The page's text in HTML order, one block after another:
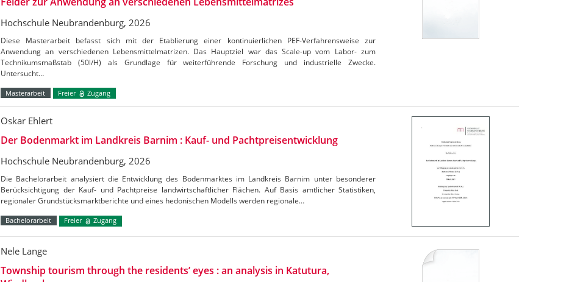
Hochschule Neubrandenburg, 2026
Diese Masterarbeit befasst sich mit der Etablierung einer kontinuierlichen PEF-Verfahrensweise zur
Anwendung an verschiedenen Lebensmittelmatrizen. Das Hauptziel war das Scale-up vom Labor- zum
Technikumsmaßstab (50l/H) als Grundlage für weiterführende Forschung und industrielle Zwecke.
Untersucht…
Masterarbeit Freier Zugang
Oskar Ehlert
Der Bodenmarkt im Landkreis Barnim : Kauf- und Pachtpreisentwicklung
Hochschule Neubrandenburg, 2026
Die Bachelorarbeit analysiert die Entwicklung des Bodenmarktes im Landkreis Barnim unter besonderer
Berücksichtigung der Kauf- und Pachtpreise landwirtschaftlicher Flächen. Auf Basis amtlicher Statistiken,
regionaler Grundstücksmarktberichte und eines hedonischen Modells werden regionale…
Bachelorarbeit Freier Zugang
Nele Lange
Township tourism through the residents’ eyes : an analysis in Katutura,